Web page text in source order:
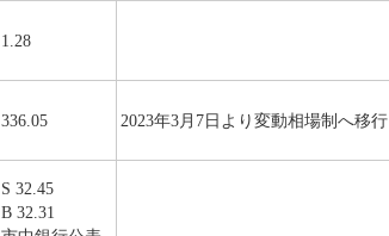
1.28
336.05 2023年3月7日より変動相場制へ移行
S 32.45
B 32.31